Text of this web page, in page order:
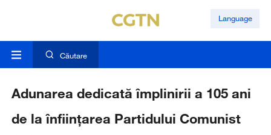
Language
Căutare
Adunarea dedicată împlinirii a 105 ani
de la înființarea Partidului Comunist